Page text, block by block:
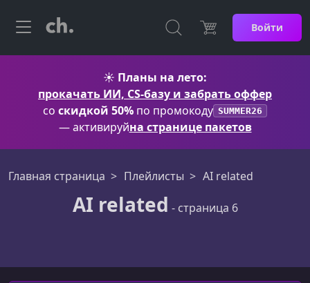
Войти
☀️ Планы на лето:
прокачать ИИ, CS-базу и забрать оффер
со скидкой 50% по промокоду SUMMER26
— активируйна странице пакетов
Главная страница Плейлисты AI related
AI related - страница 6